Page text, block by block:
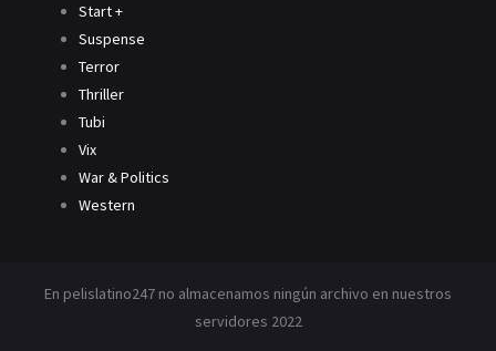
Start +
Suspense
Terror
Thriller
Tubi
Vix
War & Politics
Western
En pelislatino247 no almacenamos ningún archivo en nuestros
servidores 2022